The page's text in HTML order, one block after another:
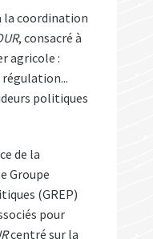
la coordination
, consacré à
agricole :
politiques
de la
Groupe
(GREP)
pour
centré sur la